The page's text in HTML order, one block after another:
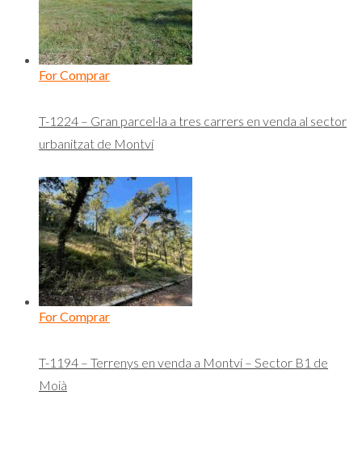
For Comprar
T-1224 – Gran parcel·la a tres carrers en venda al sector
urbanitzat de Montví
For Comprar
T-1194 – Terrenys en venda a Montví – Sector B1 de
Moià